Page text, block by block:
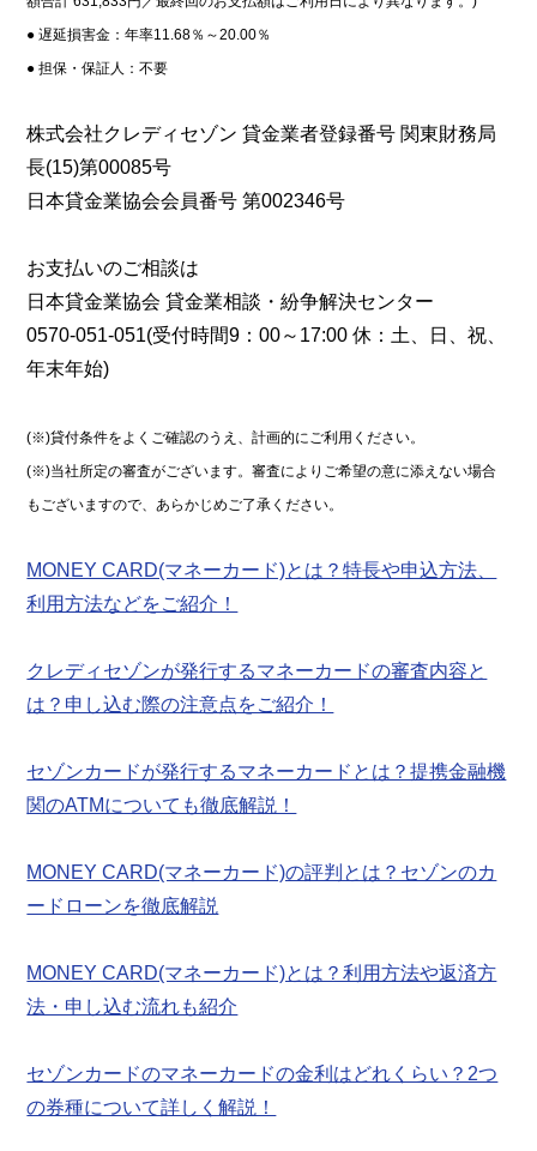
● 遅延損害金：年率11.68％～20.00％
● 担保・保証人：不要
株式会社クレディセゾン 貸金業者登録番号 関東財務局
長(15)第00085号
日本貸金業協会会員番号 第002346号
お支払いのご相談は
日本貸金業協会 貸金業相談・紛争解決センター
0570-051-051(受付時間9：00～17:00 休：土、日、祝、
年末年始)
(※)貸付条件をよくご確認のうえ、計画的にご利用ください。
(※)当社所定の審査がございます。審査によりご希望の意に添えない場合
もございますので、あらかじめご了承ください。
MONEY CARD(マネーカード)とは？特長や申込方法、
利用方法などをご紹介！
クレディセゾンが発行するマネーカードの審査内容と
は？申し込む際の注意点をご紹介！
セゾンカードが発行するマネーカードとは？提携金融機
関のATMについても徹底解説！
MONEY CARD(マネーカード)の評判とは？セゾンのカ
ードローンを徹底解説
MONEY CARD(マネーカード)とは？利用方法や返済方
法・申し込む流れも紹介
セゾンカードのマネーカードの金利はどれくらい？2つ
の券種について詳しく解説！